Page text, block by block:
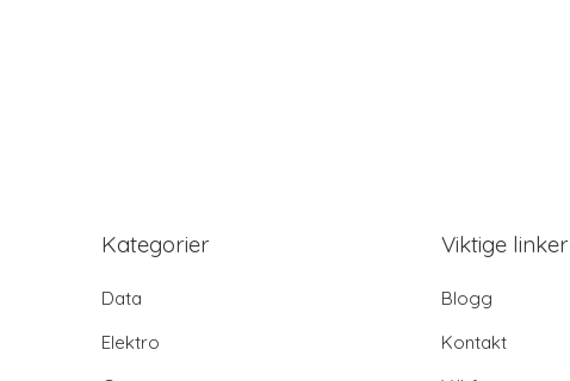
Kategorier
Data
Elektro
Viktige linker
Blogg
Kontakt